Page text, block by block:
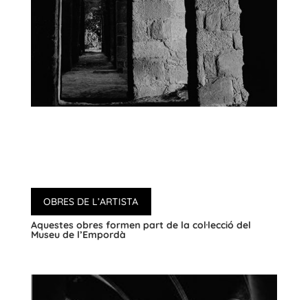
OBRES DE L’ARTISTA
Aquestes obres formen part de la col·lecció del
Museu de l’Empordà